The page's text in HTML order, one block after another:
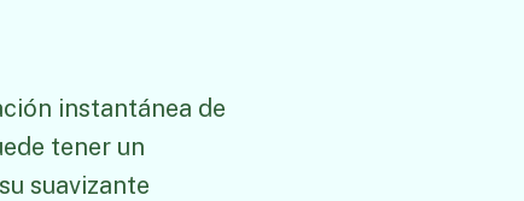
instantánea de
tener un
suavizante